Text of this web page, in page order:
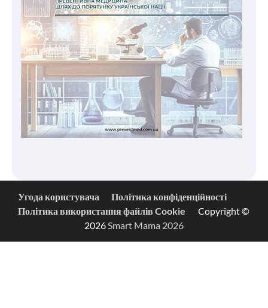
Угода користувача
Політика конфіденційності
Політика використання файлів Cookie
Copyright ©
2026Smart Mama 2026